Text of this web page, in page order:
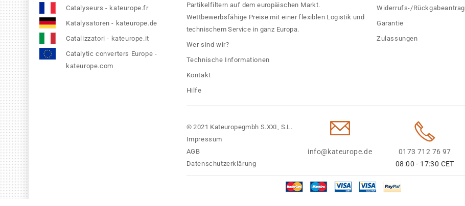
Catalyseurs - kateurope.fr
Katalysatoren - kateurope.de
Catalizzatori - kateurope.it
Catalytic converters Europe -
kateurope.com
Partikelfiltern auf dem europäischen Markt.
Wettbewerbsfähige Preise mit einer flexiblen Logistik und
technischem Service in ganz Europa.
Wer sind wir?
Technische Informationen
Kontakt
Hilfe
Widerrufs-/Rückgabeantrag
Garantie
Zulassungen
© 2021 Kateuropegmbh S.XXI, S.L.
Impressum
AGB
Datenschutzerklärung
info@kateurope.de
0173 712 76 97
08:00 - 17:30 CET